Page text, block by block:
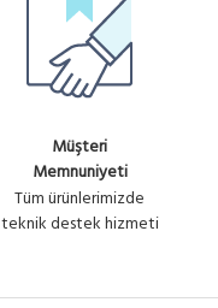
Müşteri
Memnuniyeti
Tüm ürünlerimizde
teknik destek hizmeti